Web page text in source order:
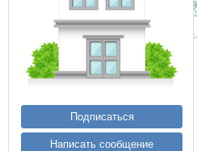
Подписаться
Написать сообщение